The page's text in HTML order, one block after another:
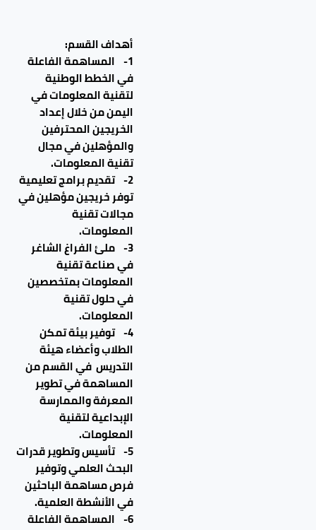
أهداف القسم:
1- المساهمة الفاعلة
في الخطط الوطنية
لتقنية المعلومات في
اليمن من خلال إعداد
الخريجين المحترفين
والمؤهلين في مجال
تقنية المعلومات.
2- تقديم برامج تعليمية
توفر خريجين مؤهلين في
مجالات تقنية
المعلومات.
3- ملئ الفراغ الشاغر
في صناعة تقنية
المعلومات بمتخصصين
في حلول تقنية
المعلومات.
4- توفير بيئة تمكن
الطلاب وأعضاء هيئة
التدريس في القسم من
المساهمة في تطوير
المعرفة والممارسة
الإبداعية لتقنية
المعلومات.
5- تأسيس وتطوير قدرات
البحث العلمي وتوفير
فرص مساهمة الباحثين
في الأنشطة العلمية.
6- المساهمة الفاعلة